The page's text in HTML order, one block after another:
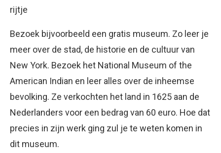
rijtje
Bezoek bijvoorbeeld een gratis museum. Zo leer je
meer over de stad, de historie en de cultuur van
New York. Bezoek het National Museum of the
American Indian en leer alles over de inheemse
bevolking. Ze verkochten het land in 1625 aan de
Nederlanders voor een bedrag van 60 euro. Hoe dat
precies in zijn werk ging zul je te weten komen in
dit museum.